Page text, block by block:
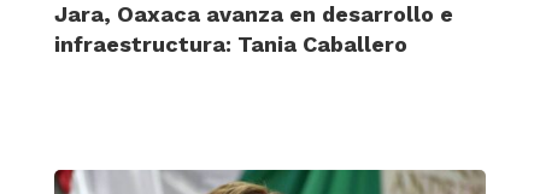
Jara, Oaxaca avanza en desarrollo e
infraestructura: Tania Caballero